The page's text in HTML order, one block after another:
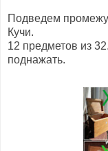
Подведем
Кучи.
12 предметов из
поднажать.